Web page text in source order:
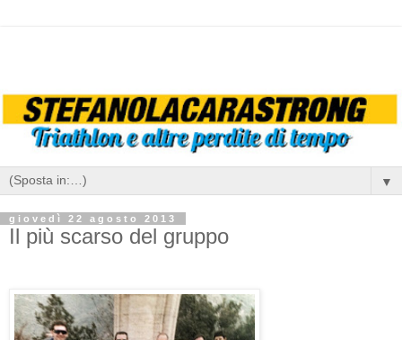
▼
giovedì 22 agosto 2013
Il più scarso del gruppo